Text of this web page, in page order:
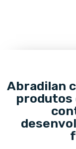
Abradilan
produtos